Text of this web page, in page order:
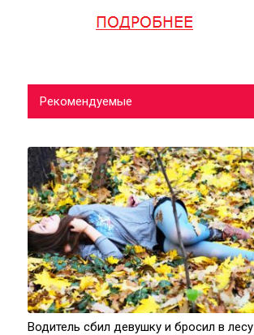
Рекомендуемые
Водитель сбил девушку и бросил в лесу